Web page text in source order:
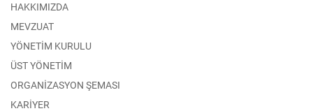
HAKKIMIZDA
MEVZUAT
YÖNETİM KURULU
ÜST YÖNETİM
ORGANİZASYON ŞEMASI
KARİYER